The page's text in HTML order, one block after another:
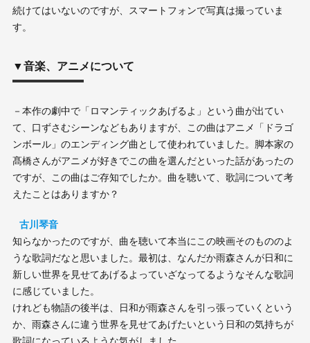
続けてはいないのですが、スマートフォンで写真は撮っていま
す。
▼音楽、アニメについて
－本作の劇中で「ロマンティックあげるよ」という曲が出てい
て、口ずさむシーンなどもありますが、この曲はアニメ「ドラゴ
ンボール」のエンディング曲として使われていました。脚本家の
髙橋さんがアニメが好きでこの曲を選んだといった話があったの
ですが、この曲はご存知でしたか。曲を聴いて、歌詞について考
えたことはありますか？
古川琴音
知らなかったのですが、曲を聴いて本当にこの映画そのもののよ
うな歌詞だなと思いました。最初は、なんだか雨森さんが日和に
新しい世界を見せてあげるよっていざなってるようなそんな歌詞
に感じていました。
けれども物語の後半は、日和が雨森さんを引っ張っていくという
か、雨森さんに違う世界を見せてあげたいという日和の気持ちが